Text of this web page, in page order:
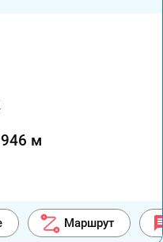
946 м
Маршрут